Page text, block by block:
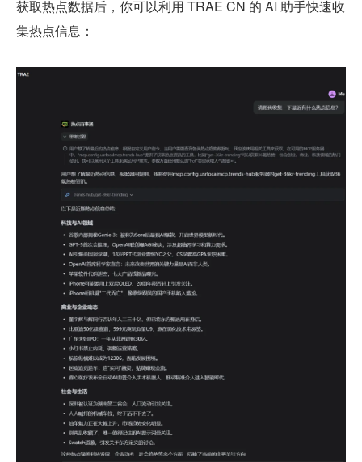
获取热点数据后，你可以利用 TRAE CN 的 AI 助手快速收
集热点信息：